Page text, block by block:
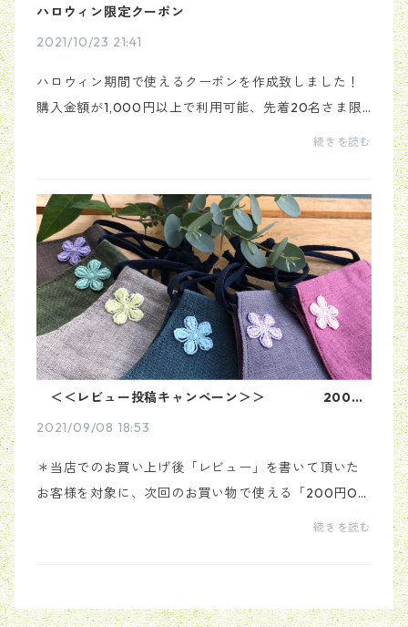
ハロウィン限定クーポン
2021/10/23 21:41
ハロウィン期間で使えるクーポンを作成致しました！
購入金額が1,000円以上で利用可能、先着20名さま限
定。200円引きになるクーポンコードです→【 VL29W
続きを読む
＜＜レビュー投稿キャンペーン＞＞ 200円
2021/09/08 18:53
＊当店でのお買い上げ後「レビュー」を書いて頂いた
お客様を対象に、次回のお買い物で使える「200円OF
Fクーポン」をプレゼントさせて頂きます。◆レビュー
続きを読む